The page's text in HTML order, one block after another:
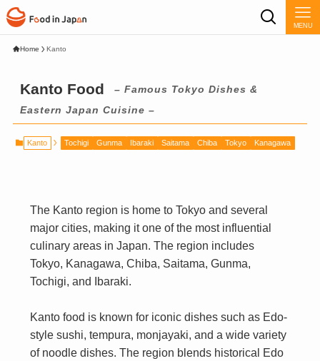
MENU
Home Kanto
Kanto Food
– Famous Tokyo Dishes &
Eastern Japan Cuisine –
Kanto Tochigi Gunma Ibaraki Saitama Chiba Tokyo Kanagawa
The Kanto region is home to Tokyo and several
major cities, making it one of the most influential
culinary areas in Japan. The region includes
Tokyo, Kanagawa, Chiba, Saitama, Gunma,
Tochigi, and Ibaraki.
Kanto food is known for iconic dishes such as Edo-
style sushi, tempura, monjayaki, and a wide variety
of noodle dishes. The region blends historical Edo